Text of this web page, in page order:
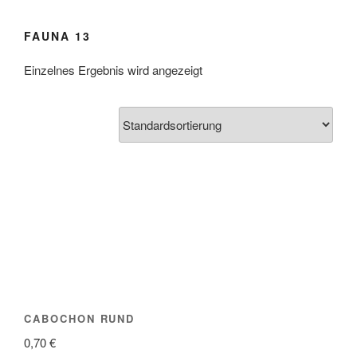
FAUNA 13
Einzelnes Ergebnis wird angezeigt
CABOCHON RUND
0,70€